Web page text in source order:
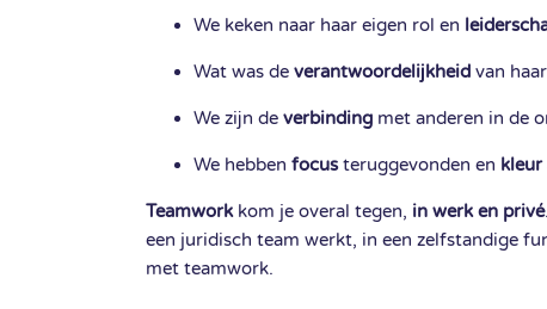
We keken naar haar eigen rol en
Wat was de verantwoordelijkheid van
We zijn de verbinding met anderen in de
We hebben focusteruggevonden en kleur
Teamworkkom je overal tegen, in werk en privé
een juridisch team werkt, in een zelfstandige
met teamwork.